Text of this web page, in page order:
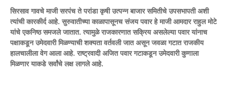
सिरसाव गावचे माजी सरपंच ते परांडा कृषी उत्पन्न बाजार समितीचे उपसभापती अशी
त्यांची कारकीर्द आहे. सुरुवातीच्या काळापासूनच संजय पवार हे माजी आमदार राहुल मोटे
यांचे एकनिष्ठ समजले जातात. त्यामुळे राजकारणात सक्रिय असलेल्या पवार यांनाच
पक्षाकडून उमेदवारी मिळण्याची शक्यता वर्तवली जात असून जवळा गटात राजकीय
हालचालीला वेग आला आहे. राष्ट्रवादी अजित पवार गटाकडून उमेदवारी कुणाला
मिळणार याकडे सर्वांचे लक्ष लागले आहे.